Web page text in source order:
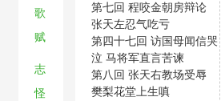
歌
赋
志
怪
第七回 程咬金朝房辩论
张天左忍气吃亏
第四十七回 访国母闻信哭
泣 马将军直言苦谏
第八回 张天右教场受辱
樊梨花堂上生嗔